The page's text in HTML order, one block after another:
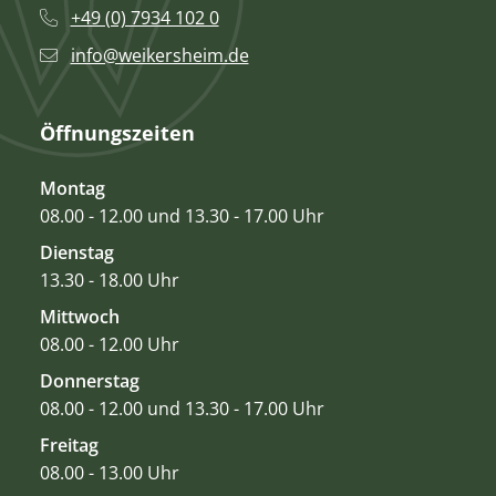
+49 (0) 7934 102 0
info@weikersheim.de
Öffnungszeiten
Montag
08.00 - 12.00 und 13.30 - 17.00 Uhr
Dienstag
13.30 - 18.00 Uhr
Mittwoch
08.00 - 12.00 Uhr
Donnerstag
08.00 - 12.00 und 13.30 - 17.00 Uhr
Freitag
08.00 - 13.00 Uhr